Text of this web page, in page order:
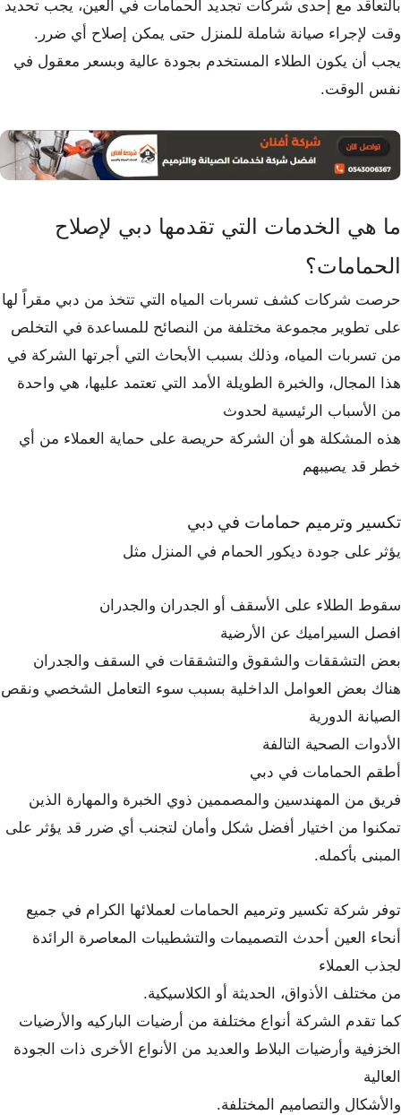
بالتعاقد مع إحدى شركات تجديد الحمامات في العين، يجب تحديد
وقت لإجراء صيانة شاملة للمنزل حتى يمكن إصلاح أي ضرر.
يجب أن يكون الطلاء المستخدم بجودة عالية وبسعر معقول في
نفس الوقت.
ما هي الخدمات التي تقدمها دبي لإصلاح
الحمامات؟
حرصت شركات كشف تسربات المياه التي تتخذ من دبي مقراً لها
على تطوير مجموعة مختلفة من النصائح للمساعدة في التخلص
من تسربات المياه، وذلك بسبب الأبحاث التي أجرتها الشركة في
هذا المجال، والخبرة الطويلة الأمد التي تعتمد عليها، هي واحدة
من الأسباب الرئيسية لحدوث
هذه المشكلة هو أن الشركة حريصة على حماية العملاء من أي
خطر قد يصيبهم
تكسير وترميم حمامات في دبي
يؤثر على جودة ديكور الحمام في المنزل مثل
سقوط الطلاء على الأسقف أو الجدران والجدران
افصل السيراميك عن الأرضية
بعض التشققات والشقوق والتشققات في السقف والجدران
هناك بعض العوامل الداخلية بسبب سوء التعامل الشخصي ونقص
الصيانة الدورية
الأدوات الصحية التالفة
أطقم الحمامات في دبي
فريق من المهندسين والمصممين ذوي الخبرة والمهارة الذين
تمكنوا من اختيار أفضل شكل وأمان لتجنب أي ضرر قد يؤثر على
المبنى بأكمله.
توفر شركة تكسير وترميم الحمامات لعملائها الكرام في جميع
أنحاء العين أحدث التصميمات والتشطيبات المعاصرة الرائدة
لجذب العملاء
من مختلف الأذواق، الحديثة أو الكلاسيكية.
كما تقدم الشركة أنواع مختلفة من أرضيات الباركيه والأرضيات
الخزفية وأرضيات البلاط والعديد من الأنواع الأخرى ذات الجودة
العالية
والأشكال والتصاميم المختلفة.